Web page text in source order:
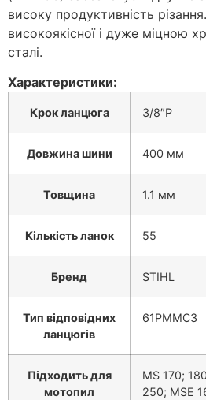
високу продуктивність
високоякісної і дуже міцною
сталі.
Характеристики:
Крок ланцюга 3/8″P
Довжина шини 400 мм
Товщина 1.1 мм
Кількість ланок 55
Бренд STIHL
Тип відповідних
ланцюгів
61PMMC3
Підходить для
мотопил
MS 170;
250; MSE